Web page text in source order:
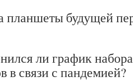
будущей
ли график набора
в связи с пандемией?